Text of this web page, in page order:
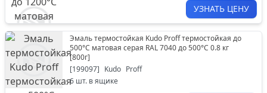
УЗНАТЬ ЦЕНУ
Эмаль термостойкая Kudo Proff термостойкая до
500°С матовая серая RAL 7040 до 500°С 0.8 кг
[800г]
[199097] Kudo Proff
6 шт. в ящике